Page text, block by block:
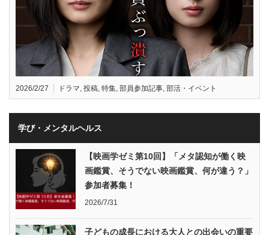
2026/2/27 ドラマ, 投稿, 特集, 部員参加記事, 部活・イベント
学び・メンタルヘルス
【映画学ゼミ第10回】「メタ認知が働く映
画鑑賞、そうでない映画鑑賞、何が違う？」
参加者募集！
2026/7/31
子どもの成長における大人との出会いの重要